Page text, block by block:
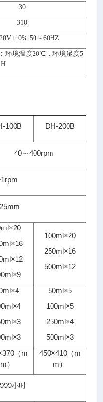
30
310
50～60HZ
环境温度20℃，环境湿度5
100B DH-200B
40～400rpm
100ml×20
250ml×16
500ml×12
50ml×5
100ml×5
250ml×4
500ml×3
（m
m）
450×410（m
m）
小时